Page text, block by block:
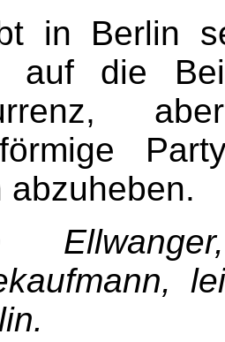
in Berlin
auf die
abzuheben.